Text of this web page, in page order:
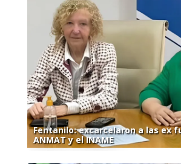
Fentanilo: excarcelaron a las ex
ANMAT y el INAME